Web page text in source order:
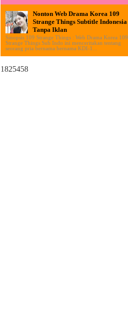
Nonton Web Drama Korea 109
Strange Things Subtitle Indonesia
Tanpa Iklan
Sinopsis 109 Strange Things : Web Drama Korea 109
Strange Things Sub Indo ini menceritakan tentang
seorang pria bernama bernama KDI-1...
1825458